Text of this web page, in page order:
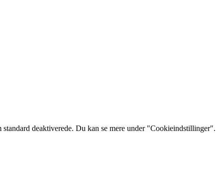
deaktiverede. Du kan se mere under "Cookieindstillinger".